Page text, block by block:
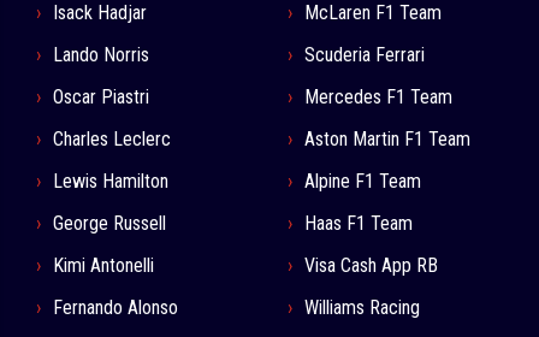
Isack Hadjar
Lando Norris
Oscar Piastri
Charles Leclerc
Lewis Hamilton
George Russell
Kimi Antonelli
Fernando Alonso
McLaren F1 Team
Scuderia Ferrari
Mercedes F1 Team
Aston Martin F1 Team
Alpine F1 Team
Haas F1 Team
Visa Cash App RB
Williams Racing